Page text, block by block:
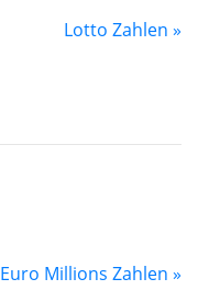
Lotto Zahlen »
Euro Millions Zahlen »